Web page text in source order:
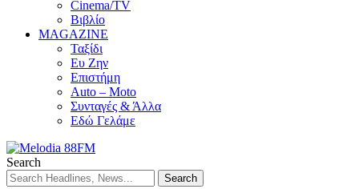
Cinema/TV
Βιβλίο
MAGAZINE
Ταξίδι
Ευ Ζην
Επιστήμη
Auto – Moto
Συνταγές & Άλλα
Εδώ Γελάμε
Search